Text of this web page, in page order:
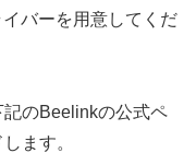
バーを用意してくだ
のBeelinkの公式ペ
ます。